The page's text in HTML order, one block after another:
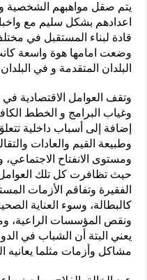
يتم صقل مواهبهم الشخصية
اعدادهم بشكل سليم مع
قادة لبناء المستقبل في
وضعت امامها هوة واسعة
البلدان المتقدمة و في
وتقف العوامل الاقتصادية في
وغياب البرامج و الخطط
إضافة إلى أسباب داخلية
وطبيعة القيم والعادات
ومستوى الانفتاح الاجتماعي،
حيث تظافرت كل تلك
الفقيرة وتفاقم الأزمات
كالبطالة، وسوء العناية
ونقص المؤسسات الراعية،
يعني البتة أن الشباب في
مشاكل وأزمات مثلما يعانيه